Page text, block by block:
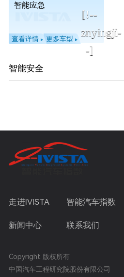
智能应急
[!--
znyingji-
-]
查看详情 更多车型
智能安全
走进IVISTA 智能汽车指数
新闻中心 联系我们
Copyright 版权所有
中国汽车工程研究院股份有限公司